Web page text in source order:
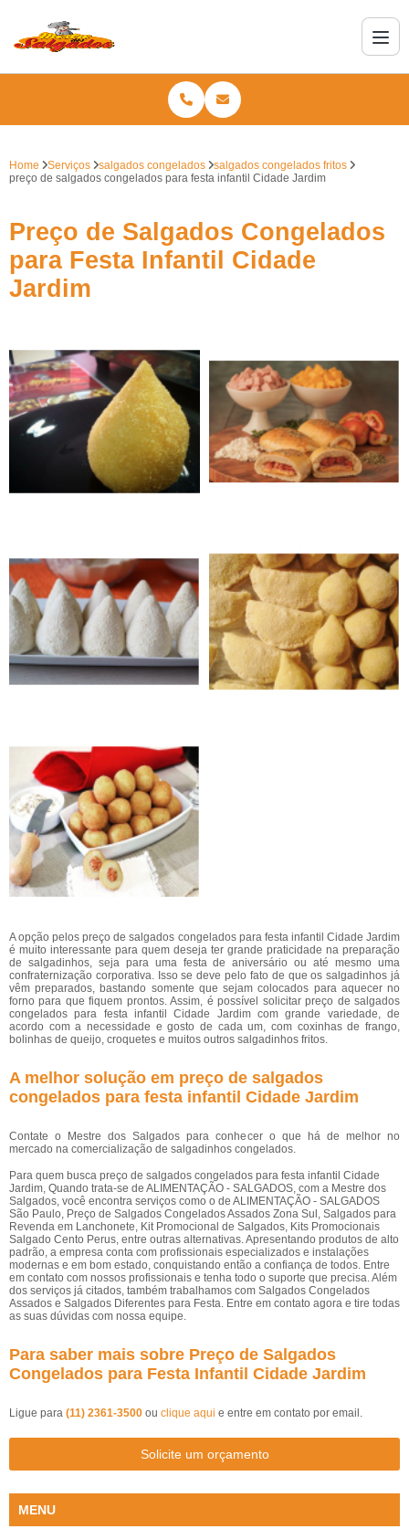
Home Serviços salgados congelados
salgados congelados fritos
preço de salgados congelados para festa infantil Cidade Jardim
Preço de Salgados Congelados
para Festa Infantil Cidade
Jardim
A opção pelos preço de salgados congelados para festa infantil Cidade Jardim
é muito interessante para quem deseja ter grande praticidade na preparação
de salgadinhos, seja para uma festa de aniversário ou até mesmo uma
confraternização corporativa. Isso se deve pelo fato de que os salgadinhos já
vêm preparados, bastando somente que sejam colocados para aquecer no
forno para que fiquem prontos. Assim, é possível solicitar preço de salgados
congelados para festa infantil Cidade Jardim com grande variedade, de
acordo com a necessidade e gosto de cada um, com coxinhas de frango,
bolinhas de queijo, croquetes e muitos outros salgadinhos fritos.
A melhor solução em preço de salgados
congelados para festa infantil Cidade Jardim
Contate o Mestre dos Salgados para conhecer o que há de melhor no
mercado na comercialização de salgadinhos congelados.
Para quem busca preço de salgados congelados para festa infantil Cidade
Jardim, Quando trata-se de ALIMENTAÇÃO - SALGADOS, com a Mestre dos
Salgados, você encontra serviços como o de ALIMENTAÇÃO - SALGADOS
São Paulo, Preço de Salgados Congelados Assados Zona Sul, Salgados para
Revenda em Lanchonete, Kit Promocional de Salgados, Kits Promocionais
Salgado Cento Perus, entre outras alternativas. Apresentando produtos de alto
padrão, a empresa conta com profissionais especializados e instalações
modernas e em bom estado, conquistando então a confiança de todos. Entre
em contato com nossos profissionais e tenha todo o suporte que precisa. Além
dos serviços já citados, também trabalhamos com Salgados Congelados
Assados e Salgados Diferentes para Festa. Entre em contato agora e tire todas
as suas dúvidas com nossa equipe.
Para saber mais sobre Preço de Salgados
Congelados para Festa Infantil Cidade Jardim
Ligue para (11) 2361-3500 ou clique aqui e entre em contato por email.
Solicite um orçamento
MENU